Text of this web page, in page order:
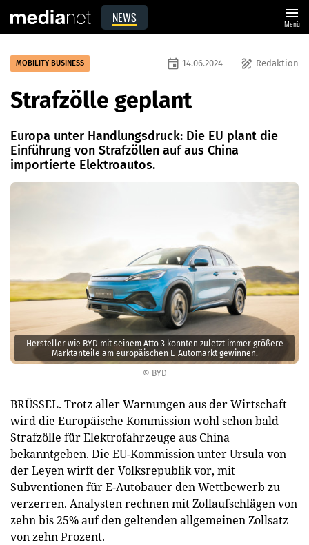
NEWS menu
Menü
© BYD
Hersteller wie BYD mit seinem Atto 3 konnten zuletzt immer größere
Marktanteile am europäischen E-Automarkt gewinnen.
MOBILITY BUSINESS draw Redaktion
event 14.06.2024
Strafzölle geplant
Europa unter Handlungsdruck: Die EU plant die
Einführung von Strafzöllen auf aus China
importierte Elektroautos.
BRÜSSEL. Trotz aller Warnungen aus der Wirtschaft
wird die Europäische Kommission wohl schon bald
Strafzölle für Elektrofahrzeuge aus China
bekanntgeben. Die EU-Kommission unter Ursula von
der Leyen wirft der Volksrepublik vor, mit
Subventionen für E-Autobauer den Wettbewerb zu
verzerren. Analysten rechnen mit Zollaufschlägen von
zehn bis 25% auf den geltenden allgemeinen Zollsatz
von zehn Prozent.